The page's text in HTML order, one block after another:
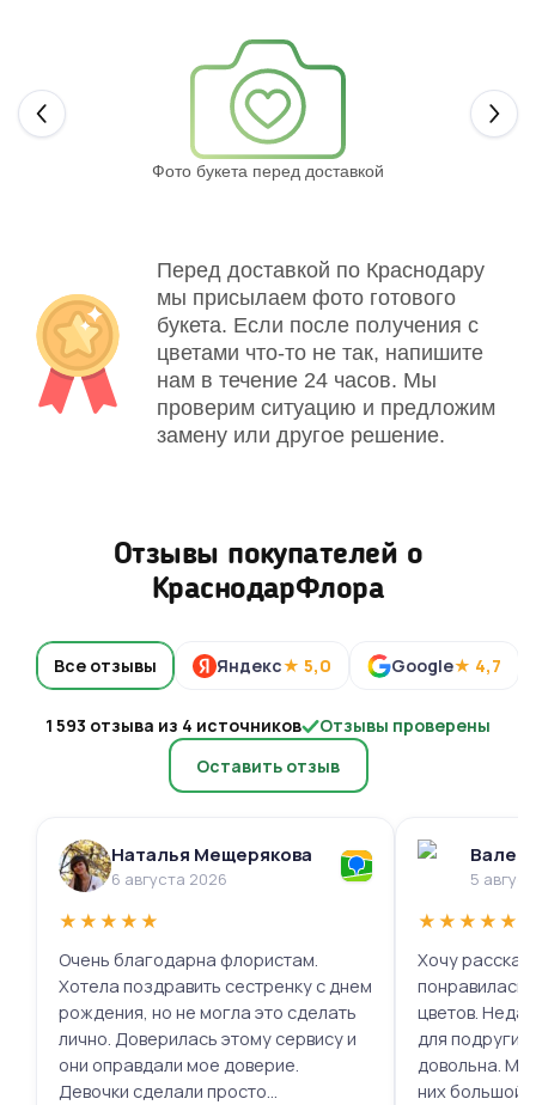
Фото букета перед доставкой
Перед доставкой по Краснодару
мы присылаем фото готового
букета. Если после получения с
цветами что-то не так, напишите
нам в течение 24 часов. Мы
проверим ситуацию и предложим
замену или другое решение.
Отзывы покупателей о
КраснодарФлора
Все отзывы Яндекс★ 5,0 Google★ 4,7
1 593 отзыва из 4 источников
Отзывы проверены
Оставить отзыв
Наталья Мещерякова
6 августа 2026
★★★★★
Очень благодарна флористам.
Хотела поздравить сестренку с днем
рождения, но не могла это сделать
лично. Доверилась этому сервису и
они оправдали мое доверие.
Девочки сделали просто
5
★★★★★
Хочу
понравилась
цветов.
для подруги,
довольна.
них большой